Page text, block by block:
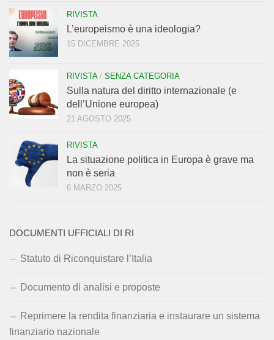
RIVISTA
L’europeismo è una ideologia?
15 DICEMBRE 2025
RIVISTA/ SENZA CATEGORIA
Sulla natura del diritto internazionale (e
dell’Unione europea)
21 AGOSTO 2025
RIVISTA
La situazione politica in Europa è grave ma
non è seria
6 MARZO 2025
DOCUMENTI UFFICIALI DI RI
Statuto di Riconquistare l’Italia
Documento di analisi e proposte
Reprimere la rendita finanziaria e instaurare un sistema
finanziario nazionale